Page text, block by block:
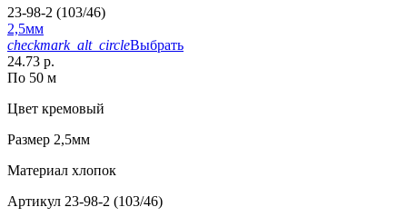
23-98-2 (103/46)
2,5мм
checkmark_alt_circleВыбрать
24.73 р.
По 50 м
Цвет кремовый
Размер 2,5мм
Материал хлопок
Артикул 23-98-2 (103/46)